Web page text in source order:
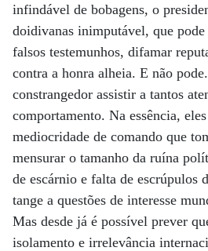
infindável de bobagens, o
doidivanas inimputável, que pode
falsos testemunhos, difamar
contra a honra alheia. E não
constrangedor assistir a tantos
comportamento. Na essência,
mediocridade de comando que
mensurar o tamanho da ruína
de escárnio e falta de escrúpulos
tange a questões de interesse
Mas desde já é possível prever
isolamento e irrelevância